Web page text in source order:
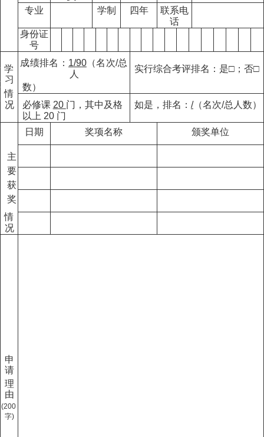
专业 学制 四年
联系电
话
身份证
号
学
习
情
况
成绩排名 ： 1/90（名 次/总
人
数）
实行综合考评排名：是□；否□
必修课 20 门，其中 及格
以 上 20 门
如是，排名： /（名次/总人数）
主
要
获
奖
情
况
日期 奖项名称 颁奖单位
申
请
理
由
(200
字)